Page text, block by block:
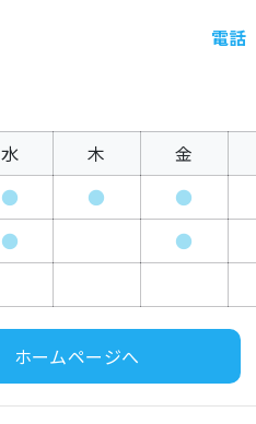
電話
水 木 金
● ● ●
● ●
ホームページへ